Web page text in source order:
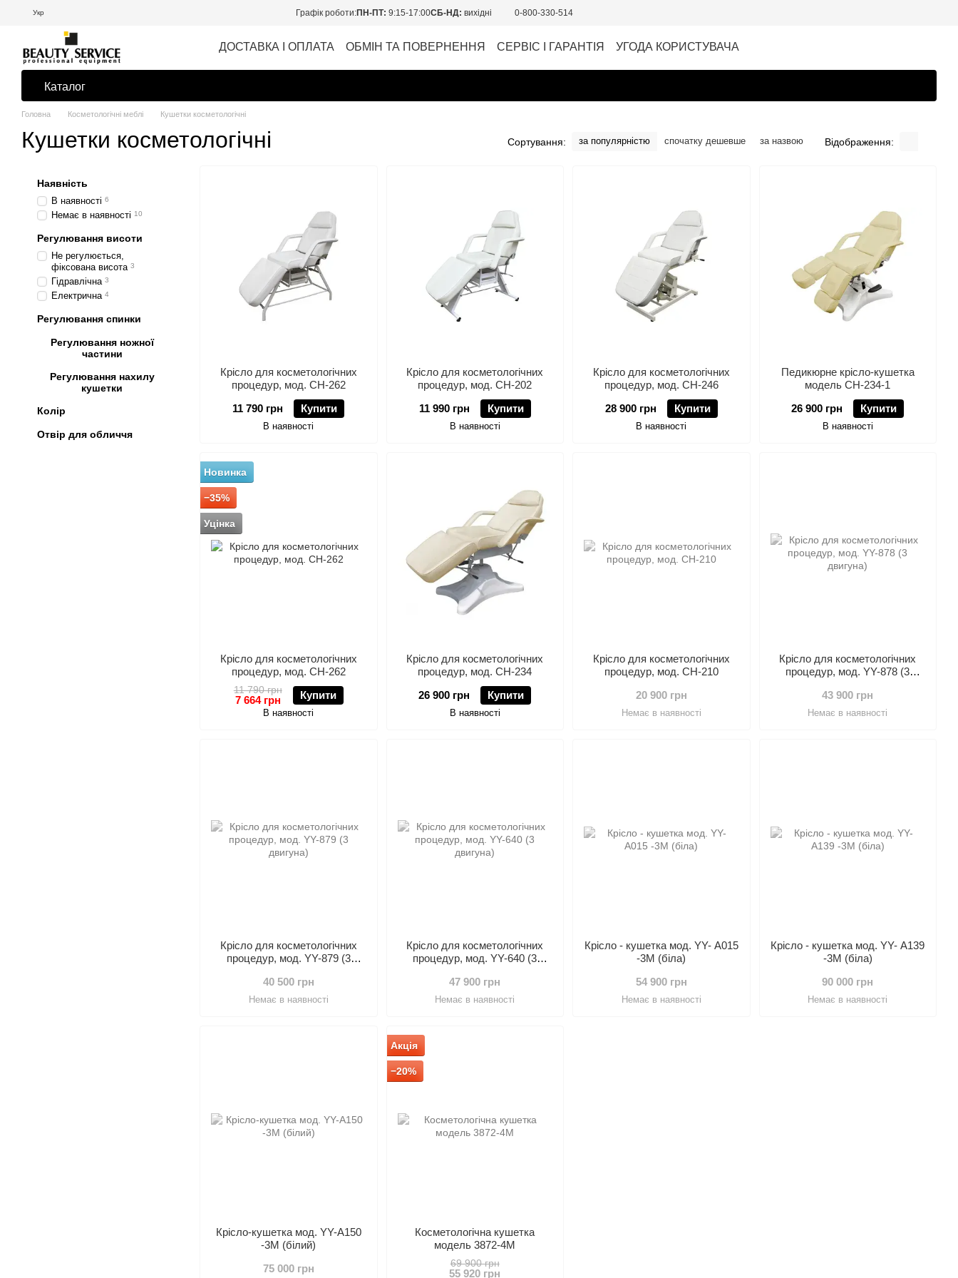
Перейти до основного контенту
Укр Графік роботи:ПН-ПТ: 9:15-17:00СБ-НД: вихідні 0-800-330-514
ДОСТАВКА І ОПЛАТА ОБМІН ТА ПОВЕРНЕННЯ СЕРВІС І ГАРАНТІЯ УГОДА КОРИСТУВАЧА
Каталог
Головна Косметологічні меблі Кушетки косметологічні
Кушетки косметологічні Сортування: за популярністю спочатку дешевше за назвою Відображення:
Крісло для коcметологічних
процедур, мод. СН-262
11 790 грн
Купити
В наявності
Крісло для коcметологічних
процедур, мод. СН-202
11 990 грн
Купити
В наявності
Крісло для коcметологічних
процедур, мод. СН-246
28 900 грн
Купити
В наявності
Педикюрне крісло-кушетка
модель СН-234-1
26 900 грн
Купити
В наявності
Новинка
−35%
Уцінка
Крісло для коcметологічних
процедур, мод. СН-262
11 790 грн
7 664 грн Купити
В наявності
Крісло для коcметологічних
процедур, мод. СН-234
26 900 грн
Купити
В наявності
Крісло для коcметологічних
процедур, мод. СН-210
20 900 грн
Немає в наявності
Крісло для коcметологічних
процедур, мод. YY-878 (3
43 900 грн
Немає в наявності
Крісло для коcметологічних
процедур, мод. YY-879 (3
40 500 грн
Немає в наявності
Крісло для коcметологічних
процедур, мод. YY-640 (3
47 900 грн
Немає в наявності
Крісло - кушетка мод. YY- А015
-3М (біла)
54 900 грн
Немає в наявності
Крісло - кушетка мод. YY- А139
-3М (біла)
90 000 грн
Немає в наявності
Крісло-кушетка мод. YY-А150
-3М (білий)
75 000 грн
Акція
−20%
Косметологічна кушетка
модель 3872-4М
69 900 грн
55 920 грн
Наявність
В наявності 6
Немає в наявності 10
Регулювання висоти
Не регулюється,
фіксована висота 3
Гідравлічна 3
Електрична 4
Регулювання спинки
Регулювання ножної
частини
Регулювання нахилу
кушетки
Колір
Отвір для обличчя